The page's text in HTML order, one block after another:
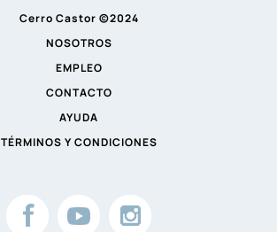
Cerro Castor ©2024
NOSOTROS
EMPLEO
CONTACTO
AYUDA
TÉRMINOS Y CONDICIONES